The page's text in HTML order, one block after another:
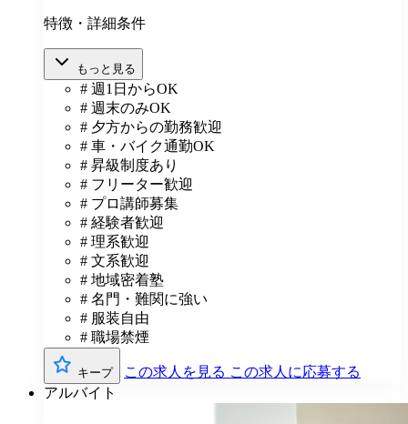
特徴・詳細条件
もっと見る
# 週1日からOK
# 週末のみOK
# 夕方からの勤務歓迎
# 車・バイク通勤OK
# 昇級制度あり
# フリーター歓迎
# プロ講師募集
# 経験者歓迎
# 理系歓迎
# 文系歓迎
# 地域密着塾
# 名門・難関に強い
# 服装自由
# 職場禁煙
キープ この求人を見る この求人に応募する
アルバイト